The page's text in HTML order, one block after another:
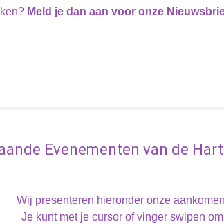
Meld je dan aan voor onze
Evenementen van de
Wij presenteren hieronder onze
Je kunt met je cursor of vinger swipen